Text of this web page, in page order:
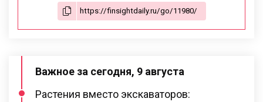
Важное за сегодня, 9 августа
Растения вместо экскаваторов: